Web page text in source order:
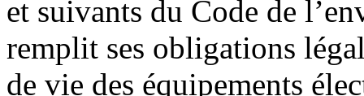
et suivants du Code de
remplit ses obligations
de vie des équipements